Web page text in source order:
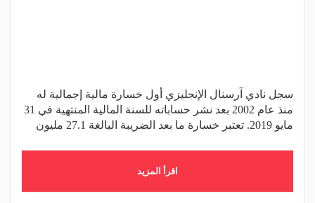
سجل نادي آرسنال الإنجليزي أول خسارة مالية إجمالية له
منذ عام 2002 بعد نشر حساباته للسنة المالية المنتهية في 31
مايو 2019. تعتبر خسارة ما بعد الضريبة البالغة 27.1 مليون
اقرأ المزيد